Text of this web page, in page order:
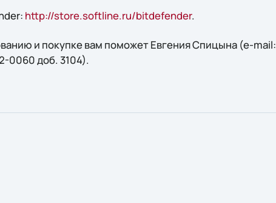
http://store.softline.ru/bitdefender.
и покупке вам поможет Евгения Спицына (e-mail:
0060 доб. 3104).